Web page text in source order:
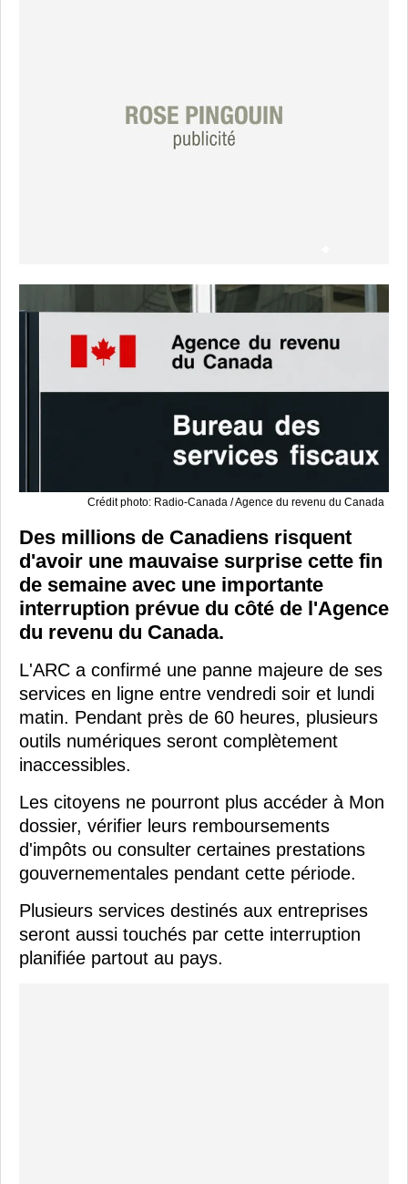
Crédit photo: Radio-Canada / Agence du revenu du Canada
Des millions de Canadiens risquent
d'avoir une mauvaise surprise cette fin
de semaine avec une importante
interruption prévue du côté de l'Agence
du revenu du Canada.
L'ARC a confirmé une panne majeure de ses
services en ligne entre vendredi soir et lundi
matin. Pendant près de 60 heures, plusieurs
outils numériques seront complètement
inaccessibles.
Les citoyens ne pourront plus accéder à Mon
dossier, vérifier leurs remboursements
d'impôts ou consulter certaines prestations
gouvernementales pendant cette période.
Plusieurs services destinés aux entreprises
seront aussi touchés par cette interruption
planifiée partout au pays.